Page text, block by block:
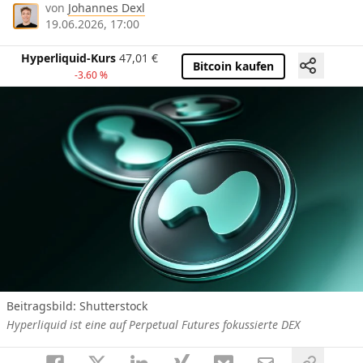
von Johannes Dexl
19.06.2026, 17:00
Hyperliquid-Kurs 47,01 €
-3.60 %
Bitcoin kaufen
Beitragsbild: Shutterstock
Hyperliquid ist eine auf Perpetual Futures fokussierte DEX